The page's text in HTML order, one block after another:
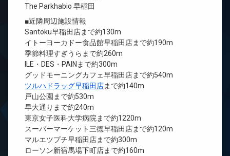
The Parkhabio 早稲田
■近隣周辺施設情報
Santoku早稲田店まで約130m
イトーヨーカドー食品館早稲田店まで約190m
季節料理すぎうらまで約260m
ILE・DES・PAINまで約300m
グッドモーニングカフェ早稲田店まで約540m
ツルハドラッグ早稲田店まで約140m
戸山公園まで約530m
早大通りまで約240m
東京女子医科大学病院まで約1220m
スーパーマーケット三徳早稲田店まで約120m
マルエツプチ早稲田店まで約300m
ローソン新宿馬場下町店まで約160m